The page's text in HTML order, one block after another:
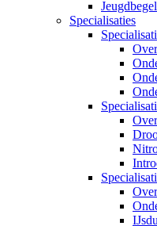
Specialisaties